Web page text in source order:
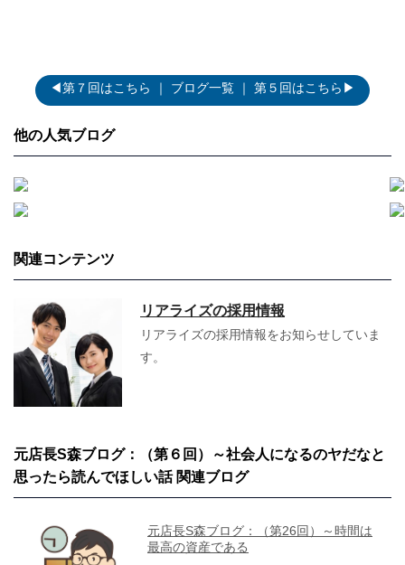
◀第７回はこちら ｜ ブログ一覧 ｜ 第５回はこちら▶
他の人気ブログ
関連コンテンツ
リアライズの採用情報
リアライズの採用情報をお知らせしていま
す。
元店長S森ブログ：（第６回）～社会人になるのヤだなと
思ったら読んでほしい話 関連ブログ